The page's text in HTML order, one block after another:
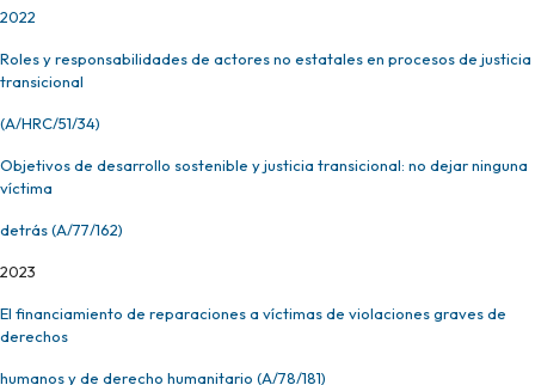
2022
Roles y responsabilidades de actores no estatales en procesos de justicia
transicional
(A/HRC/51/34)
Objetivos de desarrollo sostenible y justicia transicional: no dejar ninguna
víctima
detrás (A/77/162)
2023
El financiamiento de reparaciones a víctimas de violaciones graves de
derechos
humanos y de derecho humanitario (A/78/181)